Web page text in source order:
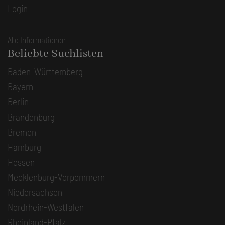
Login
Alle Informationen
Beliebte Suchlisten
Baden-Württemberg
Bayern
Berlin
Brandenburg
Bremen
Hamburg
Hessen
Mecklenburg-Vorpommern
Niedersachsen
Nordrhein-Westfalen
Rheinland-Pfalz